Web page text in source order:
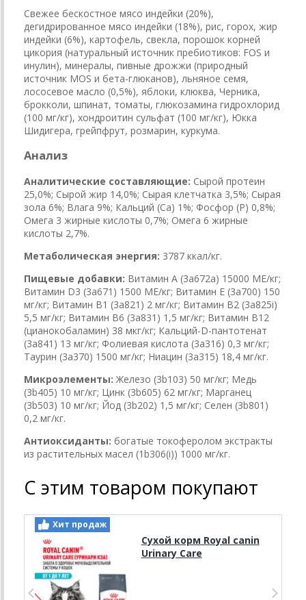
Свежее бескостное мясо индейки (20%),
дегидрированное мясо индейки (18%), рис, горох, жир
индейки (6%), картофель, свекла, порошок корней
цикория (натуральный источник пребиотиков: FOS и
инулин), минералы, пивные дрожжи (природный
источник MOS и бета-глюканов), льняное семя,
лососевое масло (0,5%), яблоки, клюква, Черника,
брокколи, шпинат, томаты, глюкозамина гидрохлорид
(100 мг/кг), хондроитин сульфат (100 мг/кг), Юкка
Шидигера, грейпфрут, розмарин, куркума.
Анализ
Аналитические составляющие: Сырой протеин
25,0%; Сырой жир 14,0%; Сырая клетчатка 3,5%; Сырая
зола 6%; Влага 9%; Кальций (Са) 1%; Фосфор (P) 0,8%;
Омега 3 жирные кислоты 0,7%; Омега 6 жирные
кислоты 2,7%.
Метаболическая энергия: 3787 ккал/кг.
Пищевые добавки: Витамин A (3a672a) 15000 МЕ/кг;
Витамин D3 (3a671) 1500 МЕ/кг; Витамин Е (3a700) 150
мг/кг; Витамин B1 (3a821) 2 мг/кг; Витамин B2 (3a825i)
5,5 мг/кг; Витамин B6 (3a831) 1,5 мг/кг; Витамин B12
(цианокобаламин) 38 мкг/кг; Кальций-D-пантотенат
(3a841) 13 мг/кг; Фолиевая кислота (3a316) 0,3 мг/кг;
Таурин (3a370) 1500 мг/кг; Ниацин (3a315) 18,4 мг/кг.
Микроэлементы: Железо (3b103) 50 мг/кг; Медь
(3b405) 10 мг/кг; Цинк (3b605) 62 мг/кг; Марганец
(3b503) 10 мг/кг; Йод (3b202) 1,5 мг/кг; Селен (3b801)
0,2 мг/кг.
Антиоксиданты: богатые токоферолом экстракты
из растительных масел (1b306(i)) 1000 мг/кг.
С этим товаром покупают
Хит продаж
Сухой корм Royal canin
Urinary Care